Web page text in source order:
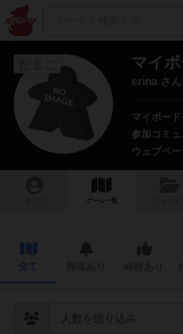
マイ
erina さん
マイボード
参加コミュ
ウェブペー
ゲーム一覧
全て